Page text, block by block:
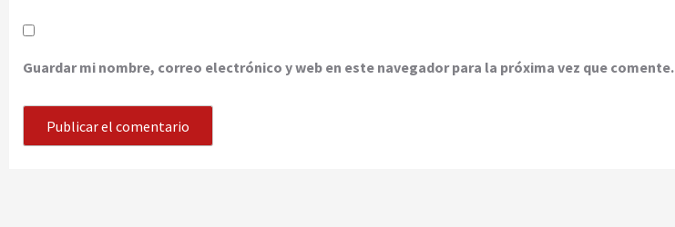
Guardar mi nombre, correo electrónico y web en este navegador para la próxima vez que comente.